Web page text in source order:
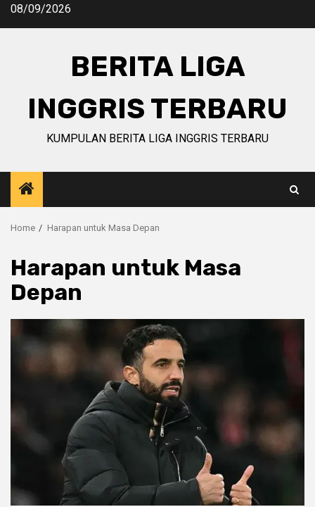
Skip08/09/2026
BERITA LIGA
INGGRIS TERBARU
KUMPULAN BERITA LIGA INGGRIS TERBARU
Home Harapan untuk Masa Depan
Harapan untuk Masa
Depan